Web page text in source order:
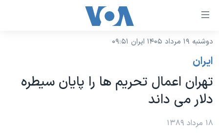
لینکهای
دسترسی
جهش
محتوای
اصلی
به
نسخه سبک وب‌سایت
موضوع ها
ایران
آمریکا
برنامه های تلویزیونی
جدول برنامه ها
دوشنبه ۱۹ مرداد ۱۴۰۵ ایران ۰۹:۵۱
ايران
تهران اعمال تحریم ها را پایان سیطره
دلار می داند
۱۸ مرداد ۱۳۸۹